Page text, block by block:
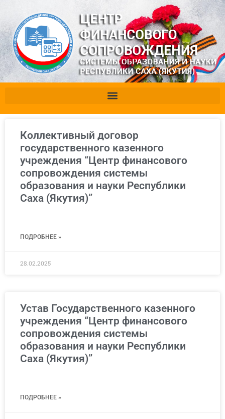
Коллективный договор
государственного казенного
учреждения “Центр финансового
сопровождения системы
образования и науки Республики
Саха (Якутия)”
ПОДРОБНЕЕ »
28.02.2025
Устав Государственного казенного
учреждения “Центр финансового
сопровождения системы
образования и науки Республики
Саха (Якутия)”
ПОДРОБНЕЕ »